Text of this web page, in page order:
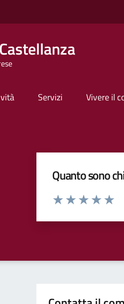
Servizi Vivere il
Quanto sono
Valuta da 1 a 5 stelle la